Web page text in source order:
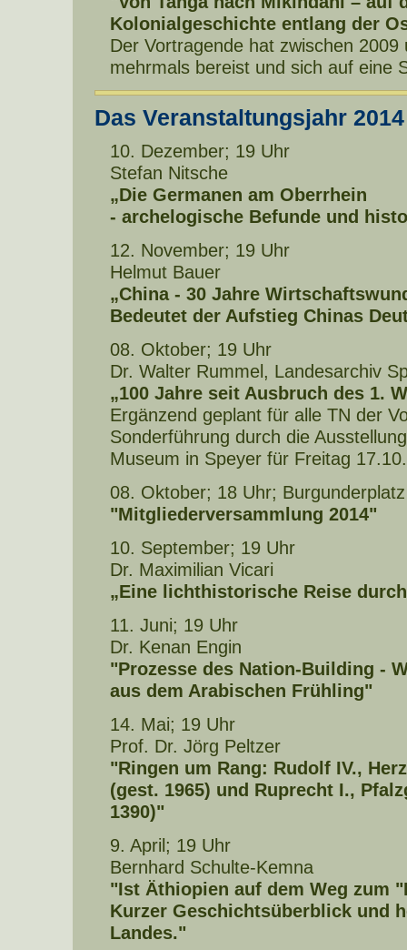
Kolonialgeschichte entlang der
Der Vortragende hat zwischen 2009
mehrmals bereist und sich auf eine
Das Veranstaltungsjahr 2014
10. Dezember; 19 Uhr
Stefan Nitsche
„Die Germanen am Oberrhein
- archelogische Befunde und
12. November; 19 Uhr
Helmut Bauer
„China - 30 Jahre
Bedeutet der Aufstieg Chinas
08. Oktober; 19 Uhr
Dr. Walter Rummel, Landesarchiv
„100 Jahre seit Ausbruch des 1.
Ergänzend geplant für alle TN der
Sonderführung durch die
Museum in Speyer für Freitag
08. Oktober; 18 Uhr;
"Mitgliederversammlung 2014"
10. September; 19 Uhr
Dr. Maximilian Vicari
„Eine lichthistorische Reise
11. Juni; 19 Uhr
Dr. Kenan Engin
"Prozesse des Nation-Building -
aus dem Arabischen Frühling"
14. Mai; 19 Uhr
Prof. Dr. Jörg Peltzer
"Ringen um Rang: Rudolf IV.,
(gest. 1965) und Ruprecht I.,
1390)"
9. April; 19 Uhr
Bernhard Schulte-Kemna
"Ist Äthiopien auf dem Weg zum
Kurzer Geschichtsüberblick und
Landes."